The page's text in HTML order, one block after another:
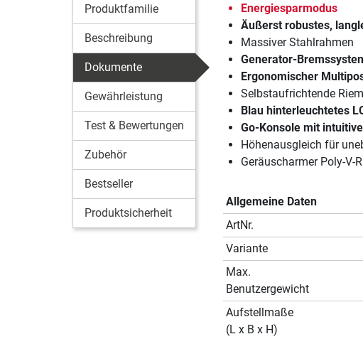
Produktfamilie
Beschreibung
Dokumente
Gewährleistung
Test & Bewertungen
Zubehör
Bestseller
Produktsicherheit
Energiesparmodus
Äußerst robustes,
Massiver Stahlrahmen
Generator-
Ergonomischer
Selbstaufrichtende
Blau hinterleuchtetes
Go-Konsole mit
Höhenausgleich für
Geräuscharmer Poly-V-
Allgemeine Daten
ArtNr.
Variante
Max.
Benutzergewicht
Aufstellmaße
(L x B x H)